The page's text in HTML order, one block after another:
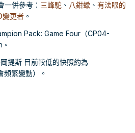
一併參考： 三峰駝 、 八鉗蠍 、 有法眼的
變更者 。
Pack: Game Four（CP04-
提斯 目前較低的快照約為
繁變動）。